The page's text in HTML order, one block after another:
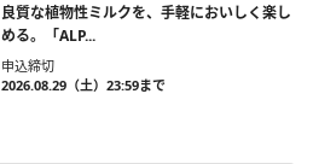
良質な植物性ミルクを、手軽においしく楽し
める。「ALP...
申込締切
2026.08.29（土）23:59まで